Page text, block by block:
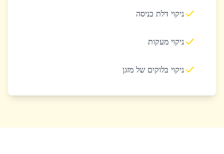
ניקוי דלת כניסה
ניקוי מעקות
ניקוי בלוקים של מזגן